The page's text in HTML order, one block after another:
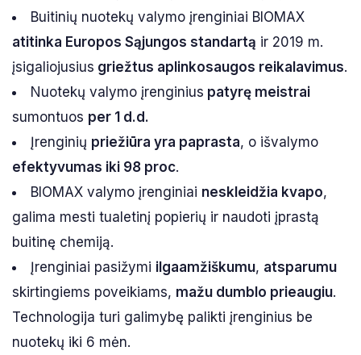
Buitinių nuotekų valymo įrenginiai BIOMAX
atitinka Europos Sąjungos standartą ir 2019 m.
įsigaliojusius griežtus aplinkosaugos reikalavimus.
Nuotekų valymo įrenginius patyrę meistrai
sumontuos per 1 d.d.
Įrenginių priežiūra yra paprasta, o išvalymo
efektyvumas iki 98 proc.
BIOMAX valymo įrenginiai neskleidžia kvapo,
galima mesti tualetinį popierių ir naudoti įprastą
buitinę chemiją.
Įrenginiai pasižymi ilgaamžiškumu, atsparumu
skirtingiems poveikiams, mažu dumblo prieaugiu.
Technologija turi galimybę palikti įrenginius be
nuotekų iki 6 mėn.